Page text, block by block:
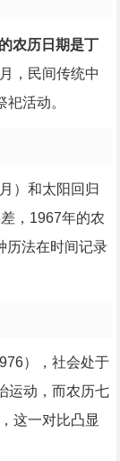
农历日期是丁
，民间传统中
活动。
）和太阳回归
，1967年的农
历法在时间记录
），社会处于
运动，而农历七
这一对比凸显